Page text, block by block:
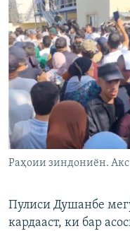
Раҳоии зиндониён. Акс
Пулиси Душанбе
кардааст, ки бар